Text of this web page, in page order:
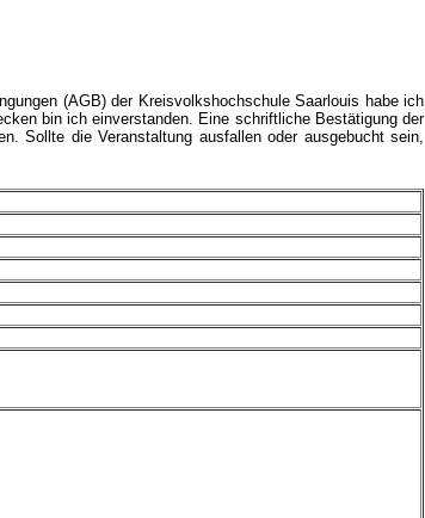
(AGB) der Kreisvolkshochschule Saarlouis habe ich
bin ich einverstanden. Eine schriftliche Bestätigung der
Sollte die Veranstaltung ausfallen oder ausgebucht sein,